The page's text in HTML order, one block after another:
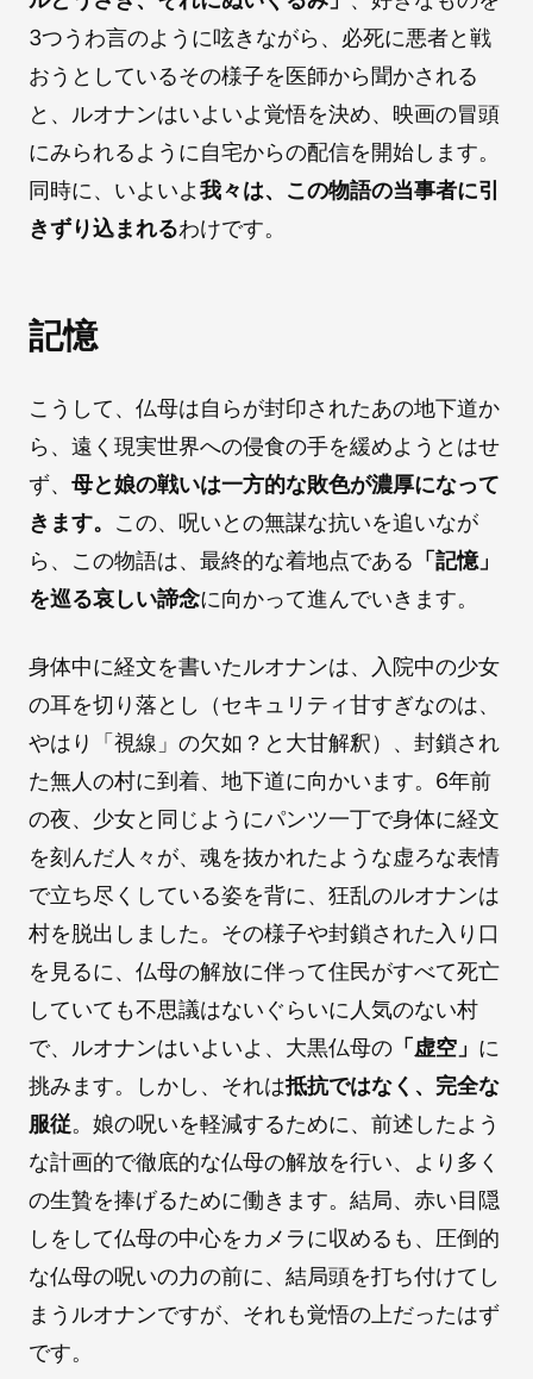
3つうわ言のように呟きながら、必死に悪者と戦
おうとしているその様子を医師から聞かされる
と、ルオナンはいよいよ覚悟を決め、映画の冒頭
にみられるように自宅からの配信を開始します。
同時に、いよいよ我々は、この物語の当事者に引
きずり込まれるわけです。
記憶
こうして、仏母は自らが封印されたあの地下道か
ら、遠く現実世界への侵食の手を緩めようとはせ
ず、 母と娘の戦いは一方的な敗色が濃厚になって
きます。 この、呪いとの無謀な抗いを追いなが
ら、この物語は、最終的な着地点である 「記憶」
を巡る哀しい諦念に向かって進んでいきます。
身体中に経文を書いたルオナンは、入院中の少女
の耳を切り落とし（セキュリティ甘すぎなのは、
やはり「視線」の欠如？と大甘解釈）、封鎖され
た無人の村に到着、地下道に向かいます。6年前
の夜、少女と同じようにパンツ一丁で身体に経文
を刻んだ人々が、魂を抜かれたような虚ろな表情
で立ち尽くしている姿を背に、狂乱のルオナンは
村を脱出しました。その様子や封鎖された入り口
を見るに、仏母の解放に伴って住民がすべて死亡
していても不思議はないぐらいに人気のない村
で、ルオナンはいよいよ、大黒仏母の 「虚空」 に
挑みます。しかし、それは抵抗ではなく、完全な
服従。娘の呪いを軽減するために、前述したよう
な計画的で徹底的な仏母の解放を行い、より多く
の生贄を捧げるために働きます。結局、赤い目隠
しをして仏母の中心をカメラに収めるも、圧倒的
な仏母の呪いの力の前に、結局頭を打ち付けてし
まうルオナンですが、それも覚悟の上だったはず
です。